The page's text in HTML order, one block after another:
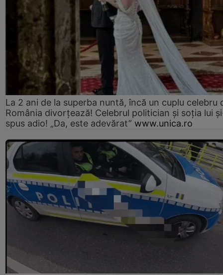
La 2 ani de la superba nuntă, încă un cuplu celebru
România divorțează! Celebrul politician și soția lui
spus adio! „Da, este adevărat” www.unica.ro